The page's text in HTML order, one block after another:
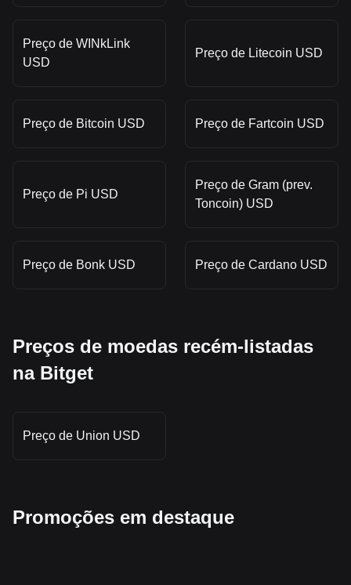
Preço de WINkLink
USD
Preço de Litecoin USD
Preço de Bitcoin USD Preço de Fartcoin USD
Preço de Pi USD
Preço de Gram (prev.
Toncoin) USD
Preço de Bonk USD Preço de Cardano USD
Preços de moedas recém-listadas
na Bitget
Preço de Union USD
Promoções em destaque